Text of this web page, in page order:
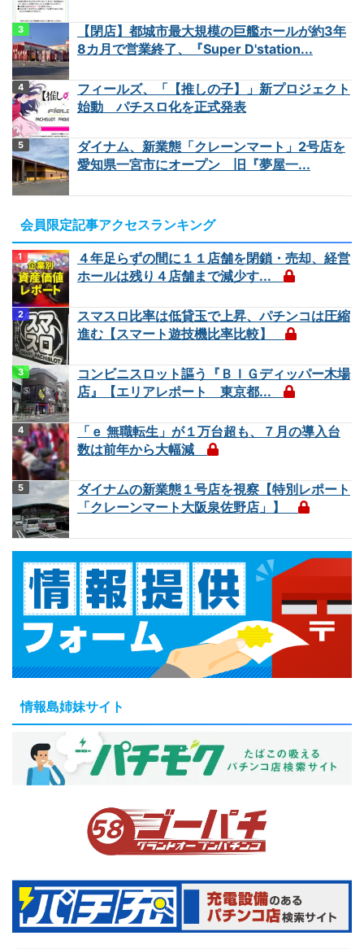
【閉店】都城市最大規模の巨艦ホールが約3年
8カ月で営業終了、『Super D'station...
フィールズ、「【推しの子】」新プロジェクト
始動 パチスロ化を正式発表
ダイナム、新業態「クレーンマート」2号店を
愛知県一宮市にオープン 旧『夢屋一...
会員限定記事アクセスランキング
４年足らずの間に１１店舗を閉鎖・売却、経営
ホールは残り４店舗まで減少す...
スマスロ比率は低貸玉で上昇、パチンコは圧縮
進む【スマート遊技機比率比較】
コンビニスロット謳う『ＢＩＧディッパー木場
店』【エリアレポート 東京都...
「ｅ 無職転生」が１万台超も、７月の導入台
数は前年から大幅減
ダイナムの新業態１号店を視察【特別レポート
「クレーンマート大阪泉佐野店」】
情報島姉妹サイト